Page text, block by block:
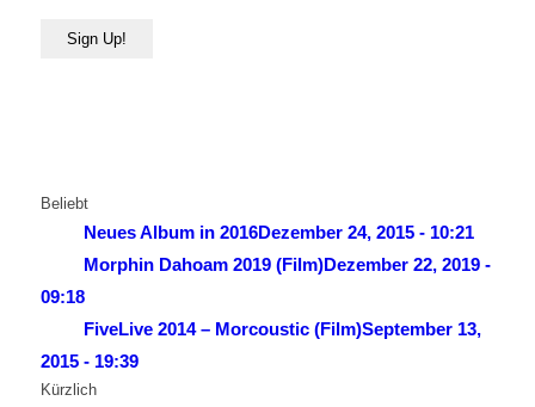
Beliebt
Neues Album in 2016Dezember 24, 2015 - 10:21
Morphin Dahoam 2019 (Film)Dezember 22, 2019 -
09:18
FiveLive 2014 – Morcoustic (Film)September 13,
2015 - 19:39
Kürzlich